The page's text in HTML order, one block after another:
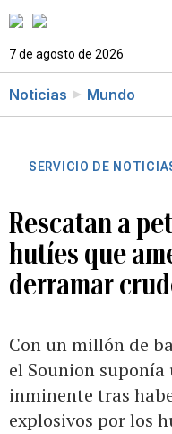
7 de agosto de 2026
Noticias Mundo
SERVICIO DE
Rescatan a
hutíes que
derramar
Con un millón de
el Sounion
inminente tras
explosivos por los